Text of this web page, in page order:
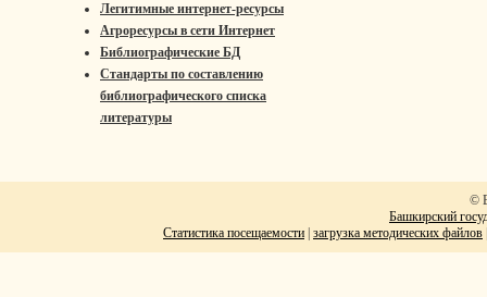
Легитимные интернет-ресурсы
Агроресурсы в сети Интернет
Библиографические БД
Стандарты по составлению
библиографического списка
литературы
©
Башкирский
Статистика посещаемости загрузка методических файлов